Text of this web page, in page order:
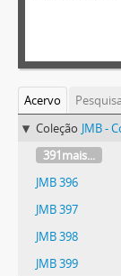
Acervo
Coleção JMB -
391mais...
JMB 396
JMB 397
JMB 398
JMB 399